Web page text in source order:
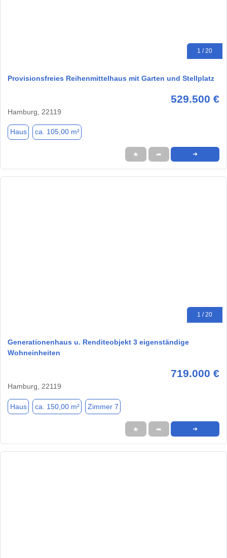
1 / 20
Provisionsfreies Reihenmittelhaus mit Garten und Stellplatz
529.500 €
Hamburg, 22119
Haus ca. 105,00 m²
★ ➦ ➜
1 / 20
Generationenhaus u. Renditeobjekt 3 eigenständige
Wohneinheiten
719.000 €
Hamburg, 22119
Haus ca. 150,00 m² Zimmer 7
★ ➦ ➜